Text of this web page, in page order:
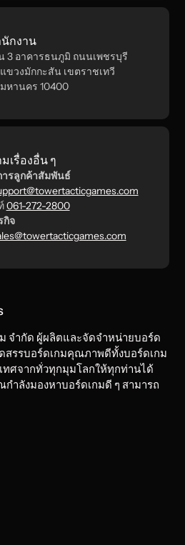
กงาน
3 อาคารธนภูมิ ถนนเพชรบุรี
ขวงมักกะสัน เขตราชเทวี
หานคร 10400
เรื่องอื่น ๆ
ารลูกค้าสัมพันธ์
061-272-2800
กิจ
จำกัด ผู้ผลิตและจัดจำหน่ายบอร์ด
สรรบอร์ดเกมคุณภาพดีทั้งบอร์ดเกม
ทศจากทั่วทุกมุมโลกให้ทุกท่านได้
ำลังมองหาบอร์ดเกมดี ๆ สามารถ